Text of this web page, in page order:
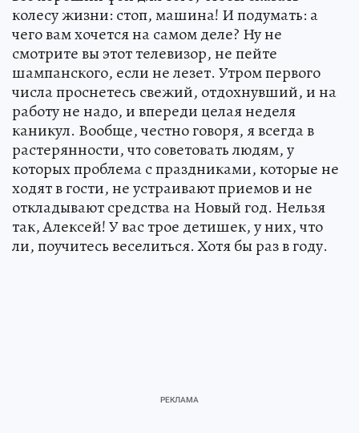
колесу жизни: стоп, машина! И подумать: а
чего вам хочется на самом деле? Ну не
смотрите вы этот телевизор, не пейте
шампанского, если не лезет. Утром первого
числа проснетесь свежий, отдохнувший, и на
работу не надо, и впереди целая неделя
каникул. Вообще, честно говоря, я всегда в
растерянности, что советовать людям, у
которых проблема с праздниками, которые не
ходят в гости, не устраивают приемов и не
откладывают средства на Новый год. Нельзя
так, Алексей! У вас трое детишек, у них, что
ли, поучитесь веселиться. Хотя бы раз в году.